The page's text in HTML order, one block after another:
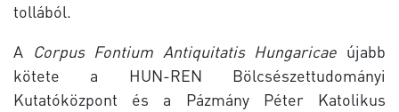
tollából.
A Corpus Fontium Antiquitatis Hungaricae újabb
kötete a HUN-REN Bölcsészettudományi
Kutatóközpont és a Pázmány Péter Katolikus